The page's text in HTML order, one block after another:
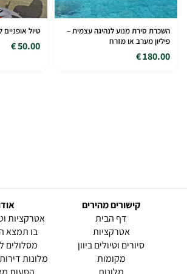
השכרת סירת מנוע לנהיגה עצמית –
פיליון מערב או מזרח
180.00 €
טיול אופניים
50.00 €
קישורים מהירים
דף הבית
אטרקציות
סיורים וטיולים ביוון
מקומות
אטרקציות
בו תמצא
מסלולים
מלונות